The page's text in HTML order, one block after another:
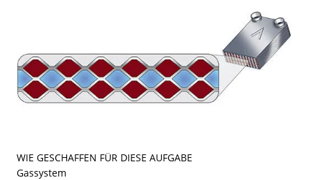
WIE GESCHAFFEN FÜR DIESE AUFGABE
Gassystem